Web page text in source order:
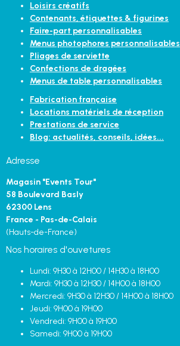
Loisirs créatifs
Contenants, étiquettes & figurines
Faire-part personnalisables
Menus photophores personnalisables
Pliages de serviette
Confections de dragées
Menus de table personnalisables
Fabrication française
Locations matériels de réception
Prestations de service
Blog: actualités, conseils, idées...
Adresse
Magasin "Events Tour"
58 Boulevard Basly
62300 Lens
France - Pas-de-Calais
(Hauts-de-France)
Nos horaires d'ouvetures
Lundi: 9H30 à 12H00 / 14H30 à 18H00
Mardi: 9H30 à 12H30 / 14H00 à 18H00
Mercredi: 9H30 à 12H30 / 14H00 à 18H00
Jeudi: 9H00 à 19H00
Vendredi: 9H00 à 19H00
Samedi: 9H00 à 19H00